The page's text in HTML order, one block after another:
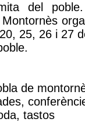
del
25, 26 i 27
de
,
, tastos